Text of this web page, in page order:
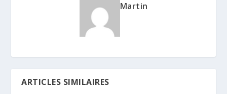
Martin
ARTICLES SIMILAIRES